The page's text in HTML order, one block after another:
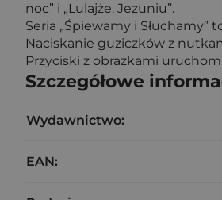
noc” i „Lulajże, Jezuniu”.
Seria „Śpiewamy i
Naciskanie guziczków z
Przyciski z obrazkami
Szczegółowe
Wydawnictwo:
EAN: